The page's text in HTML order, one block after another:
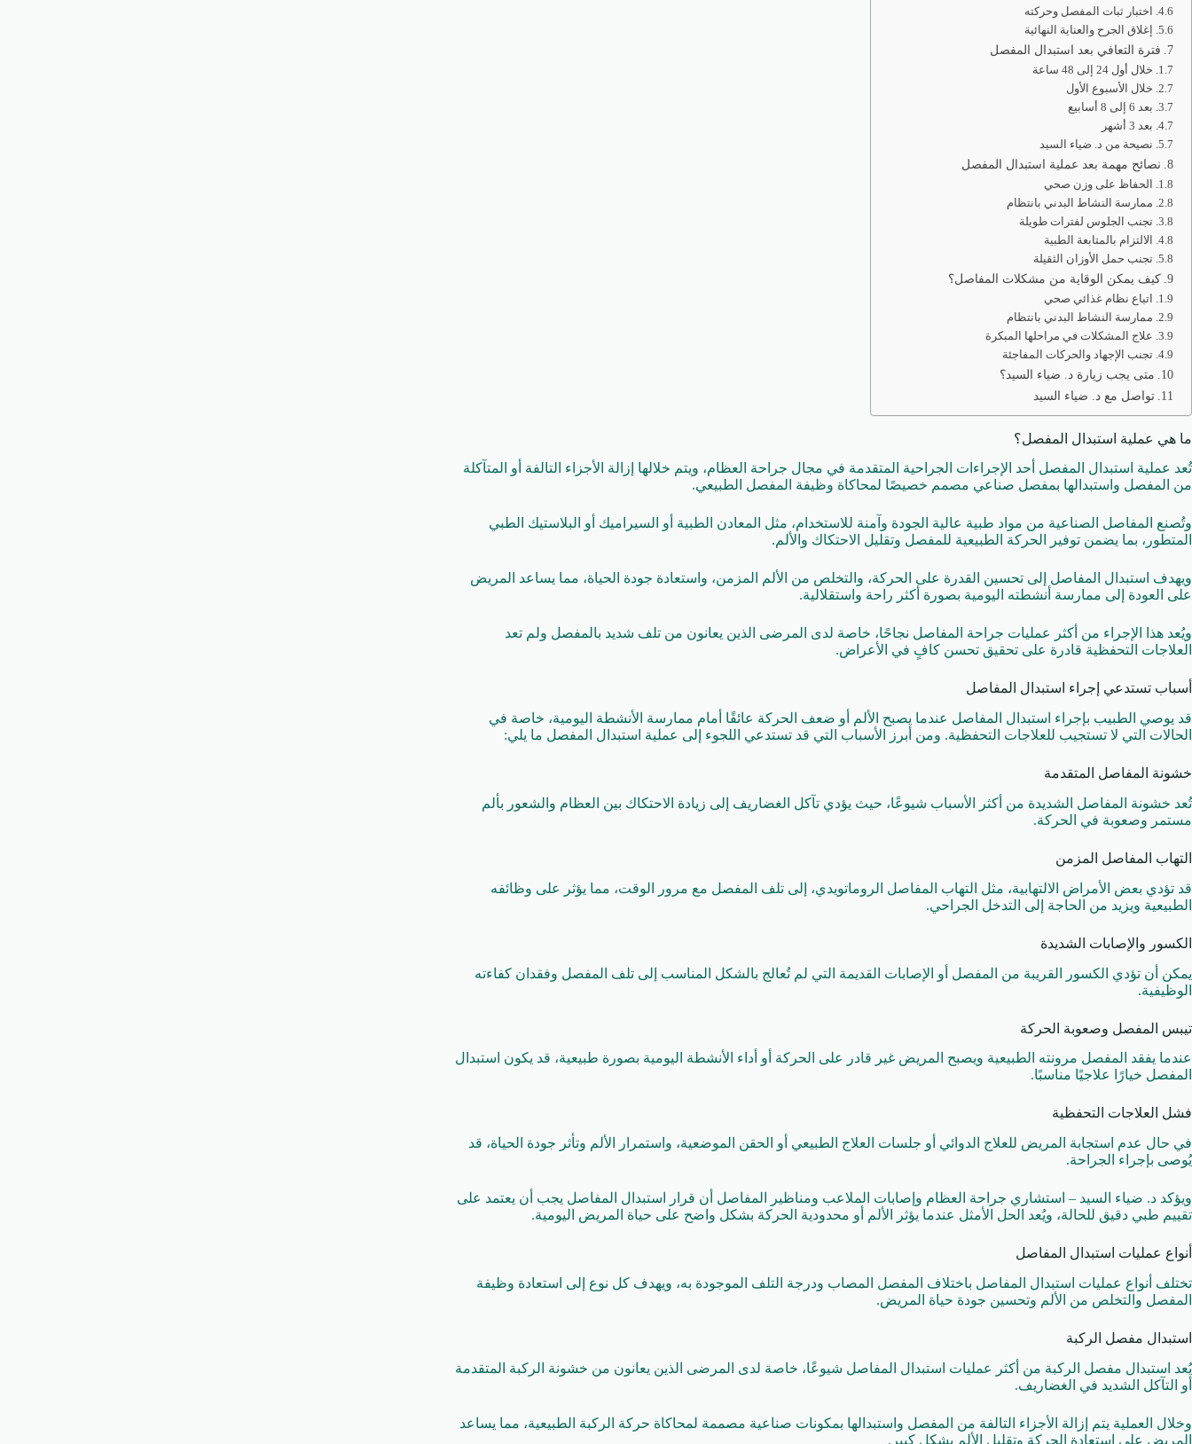
اختبار ثبات المفصل وحركته
إغلاق الجرح والعناية النهائية
فترة التعافي بعد استبدال المفصل
خلال أول 24 إلى 48 ساعة
خلال الأسبوع الأول
بعد 6 إلى 8 أسابيع
بعد 3 أشهر
نصيحة من د. ضياء السيد
نصائح مهمة بعد عملية استبدال المفصل
الحفاظ على وزن صحي
ممارسة النشاط البدني بانتظام
تجنب الجلوس لفترات طويلة
الالتزام بالمتابعة الطبية
تجنب حمل الأوزان الثقيلة
كيف يمكن الوقاية من مشكلات المفاصل؟
اتباع نظام غذائي صحي
ممارسة النشاط البدني بانتظام
علاج المشكلات في مراحلها المبكرة
تجنب الإجهاد والحركات المفاجئة
متى يجب زيارة د. ضياء السيد؟
تواصل مع د. ضياء السيد
ما هي عملية استبدال المفصل؟
تُعد عملية استبدال المفصل أحد الإجراءات الجراحية المتقدمة في مجال جراحة العظام، ويتم خلالها إزالة الأجزاء التالفة أو المتآكلة
من المفصل واستبدالها بمفصل صناعي مصمم خصيصًا لمحاكاة وظيفة المفصل الطبيعي.
وتُصنع المفاصل الصناعية من مواد طبية عالية الجودة وآمنة للاستخدام، مثل المعادن الطبية أو السيراميك أو البلاستيك الطبي
المتطور، بما يضمن توفير الحركة الطبيعية للمفصل وتقليل الاحتكاك والألم.
ويهدف استبدال المفاصل إلى تحسين القدرة على الحركة، والتخلص من الألم المزمن، واستعادة جودة الحياة، مما يساعد المريض
على العودة إلى ممارسة أنشطته اليومية بصورة أكثر راحة واستقلالية.
ويُعد هذا الإجراء من أكثر عمليات جراحة المفاصل نجاحًا، خاصة لدى المرضى الذين يعانون من تلف شديد بالمفصل ولم تعد
العلاجات التحفظية قادرة على تحقيق تحسن كافٍ في الأعراض.
أسباب تستدعي إجراء استبدال المفاصل
قد يوصي الطبيب بإجراء استبدال المفاصل عندما يصبح الألم أو ضعف الحركة عائقًا أمام ممارسة الأنشطة اليومية، خاصة في
الحالات التي لا تستجيب للعلاجات التحفظية. ومن أبرز الأسباب التي قد تستدعي اللجوء إلى عملية استبدال المفصل ما يلي:
خشونة المفاصل المتقدمة
تُعد خشونة المفاصل الشديدة من أكثر الأسباب شيوعًا، حيث يؤدي تآكل الغضاريف إلى زيادة الاحتكاك بين العظام والشعور بألم
مستمر وصعوبة في الحركة.
التهاب المفاصل المزمن
قد تؤدي بعض الأمراض الالتهابية، مثل التهاب المفاصل الروماتويدي، إلى تلف المفصل مع مرور الوقت، مما يؤثر على وظائفه
الطبيعية ويزيد من الحاجة إلى التدخل الجراحي.
الكسور والإصابات الشديدة
يمكن أن تؤدي الكسور القريبة من المفصل أو الإصابات القديمة التي لم تُعالج بالشكل المناسب إلى تلف المفصل وفقدان كفاءته
الوظيفية.
تيبس المفصل وصعوبة الحركة
عندما يفقد المفصل مرونته الطبيعية ويصبح المريض غير قادر على الحركة أو أداء الأنشطة اليومية بصورة طبيعية، قد يكون استبدال
المفصل خيارًا علاجيًا مناسبًا.
فشل العلاجات التحفظية
في حال عدم استجابة المريض للعلاج الدوائي أو جلسات العلاج الطبيعي أو الحقن الموضعية، واستمرار الألم وتأثر جودة الحياة، قد
يُوصى بإجراء الجراحة.
ويؤكد د. ضياء السيد – استشاري جراحة العظام وإصابات الملاعب ومناظير المفاصل أن قرار استبدال المفاصل يجب أن يعتمد على
تقييم طبي دقيق للحالة، ويُعد الحل الأمثل عندما يؤثر الألم أو محدودية الحركة بشكل واضح على حياة المريض اليومية.
أنواع عمليات استبدال المفاصل
تختلف أنواع عمليات استبدال المفاصل باختلاف المفصل المصاب ودرجة التلف الموجودة به، ويهدف كل نوع إلى استعادة وظيفة
المفصل والتخلص من الألم وتحسين جودة حياة المريض.
استبدال مفصل الركبة
يُعد استبدال مفصل الركبة من أكثر عمليات استبدال المفاصل شيوعًا، خاصة لدى المرضى الذين يعانون من خشونة الركبة المتقدمة
أو التآكل الشديد في الغضاريف.
وخلال العملية يتم إزالة الأجزاء التالفة من المفصل واستبدالها بمكونات صناعية مصممة لمحاكاة حركة الركبة الطبيعية، مما يساعد
المريض على استعادة الحركة وتقليل الألم بشكل كبير.